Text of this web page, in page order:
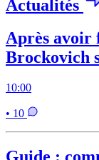
Actualités
Après
Brockovich
10:00
• 10